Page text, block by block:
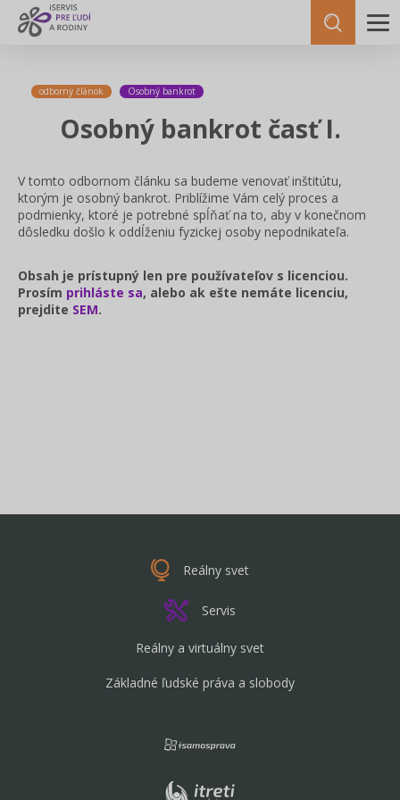
odborný článok Osobný bankrot
Osobný bankrot časť I.
V tomto odbornom článku sa budeme venovať inštitútu,
ktorým je osobný bankrot. Priblížime Vám celý proces a
podmienky, ktoré je potrebné spĺňať na to, aby v konečnom
dôsledku došlo k oddĺženiu fyzickej osoby nepodnikateľa.
Obsah je prístupný len pre používateľov s licenciou.
Prosím prihláste sa, alebo ak ešte nemáte licenciu,
prejdite SEM.
Reálny svet
Servis
Reálny a virtuálny svet
Základné ľudské práva a slobody